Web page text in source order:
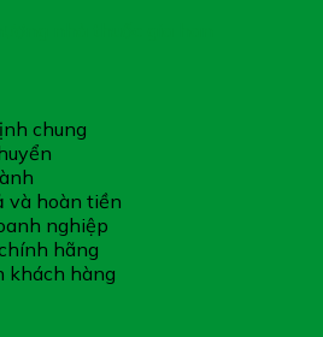
chung
và hoàn tiền
nghiệp
hãng
khách hàng